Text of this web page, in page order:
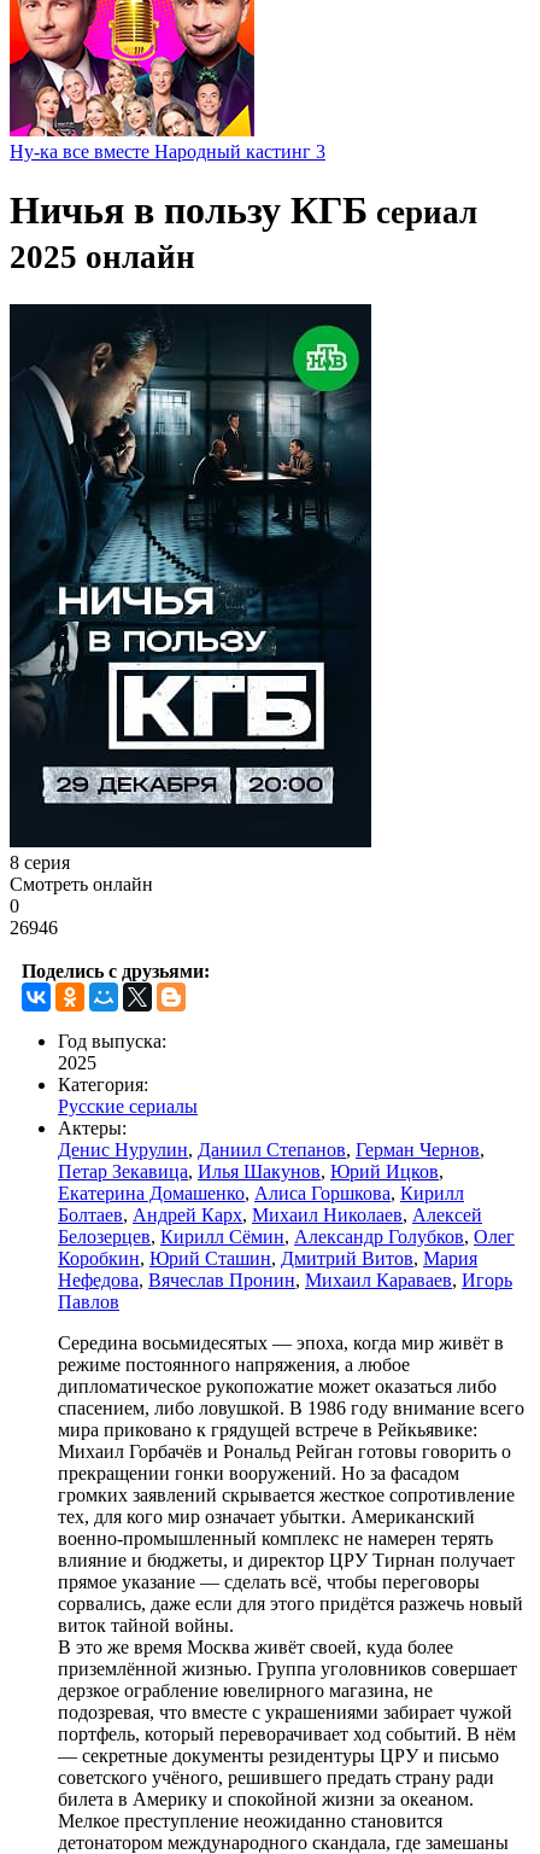
Ну-ка все вместе Народный кастинг 3
Ничья в пользу КГБ сериал
2025 онлайн
8 серия
Смотреть онлайн
0
26946
Поделись с друзьями:
Год выпуска:
2025
Категория:
Русские сериалы
Актеры:
Денис Нурулин, Даниил Степанов, Герман Чернов,
Петар Зекавица, Илья Шакунов, Юрий Ицков,
Екатерина Домашенко, Алиса Горшкова, Кирилл
Болтаев, Андрей Карх, Михаил Николаев, Алексей
Белозерцев, Кирилл Сёмин, Александр Голубков, Олег
Коробкин, Юрий Сташин, Дмитрий Витов, Мария
Нефедова, Вячеслав Пронин, Михаил Караваев, Игорь
Павлов
Середина восьмидесятых — эпоха, когда мир живёт в
режиме постоянного напряжения, а любое
дипломатическое рукопожатие может оказаться либо
спасением, либо ловушкой. В 1986 году внимание всего
мира приковано к грядущей встрече в Рейкьявике:
Михаил Горбачёв и Рональд Рейган готовы говорить о
прекращении гонки вооружений. Но за фасадом
громких заявлений скрывается жесткое сопротивление
тех, для кого мир означает убытки. Американский
военно-промышленный комплекс не намерен терять
влияние и бюджеты, и директор ЦРУ Тирнан получает
прямое указание — сделать всё, чтобы переговоры
сорвались, даже если для этого придётся разжечь новый
виток тайной войны.
В это же время Москва живёт своей, куда более
приземлённой жизнью. Группа уголовников совершает
дерзкое ограбление ювелирного магазина, не
подозревая, что вместе с украшениями забирает чужой
портфель, который переворачивает ход событий. В нём
— секретные документы резидентуры ЦРУ и письмо
советского учёного, решившего предать страну ради
билета в Америку и спокойной жизни за океаном.
Мелкое преступление неожиданно становится
детонатором международного скандала, где замешаны